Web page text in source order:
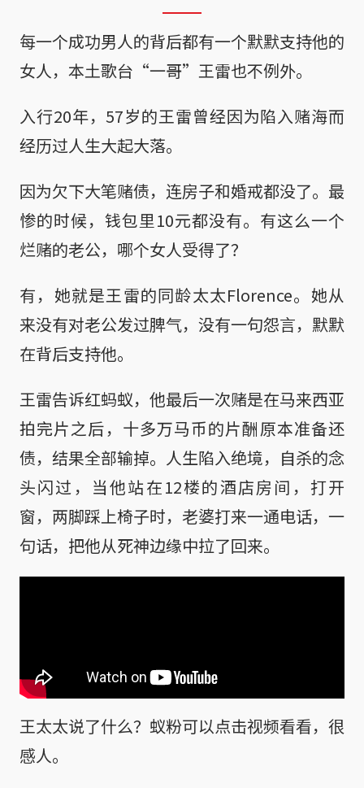
每一个成功男人的背后都有一个默默支持他的
女人，本土歌台“一哥”王雷也不例外。
入行20年，57岁的王雷曾经因为陷入赌海而
经历过人生大起大落。
因为欠下大笔赌债，连房子和婚戒都没了。最
惨的时候，钱包里10元都没有。有这么一个
烂赌的老公，哪个女人受得了？
有，她就是王雷的同龄太太Florence。她从
来没有对老公发过脾气，没有一句怨言，默默
在背后支持他。
王雷告诉红蚂蚁，他最后一次赌是在马来西亚
拍完片之后，十多万马币的片酬原本准备还
债，结果全部输掉。人生陷入绝境，自杀的念
头闪过，当他站在12楼的酒店房间，打开
窗，两脚踩上椅子时，老婆打来一通电话，一
句话，把他从死神边缘中拉了回来。
王太太说了什么？蚁粉可以点击视频看看，很
感人。